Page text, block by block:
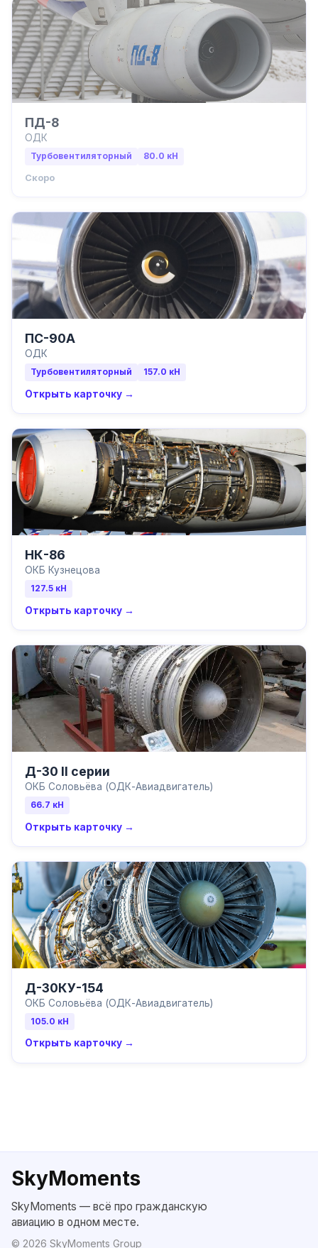
ПД-8
ОДК
Турбовентиляторный 80.0 кН
Скоро
ПС-90А
ОДК
Турбовентиляторный 157.0 кН
Открыть карточку →
НК-86
ОКБ Кузнецова
127.5кН
Открыть карточку →
Д-30 II серии
ОКБ Соловьёва (ОДК-Авиадвигатель)
66.7 кН
Открыть карточку →
Д-30КУ-154
ОКБ Соловьёва (ОДК-Авиадвигатель)
105.0 кН
Открыть карточку →
SkyMoments
SkyMoments — всё про гражданскую
авиацию в одном месте.
© 2026 SkyMoments Group